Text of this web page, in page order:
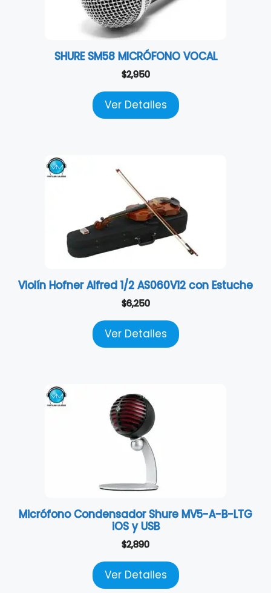
SHURE SM58 MICRÓFONO VOCAL
$2,950
Ver Detalles
Violín Hofner Alfred 1/2 AS060V12 con Estuche
$6,250
Ver Detalles
Micrófono Condensador Shure MV5-A-B-LTG
iOS y USB
$2,890
Ver Detalles